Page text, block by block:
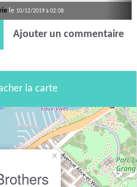
le 10/12/2019 à 02:08
Ajouter un commentaire
la carte
×